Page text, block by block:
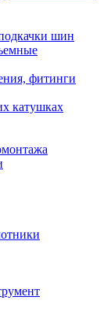
шин
фитинги
катушках